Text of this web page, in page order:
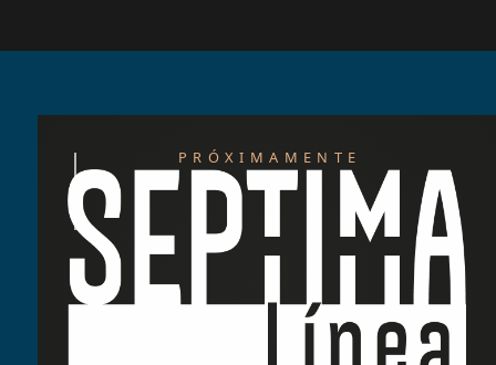
PRÓXIMAMENTE
Redescubre las tardes del Retiro: nuestra
nueva carta de cócteles ha llegado
Cocido madrileño: tradición y sabor junto al